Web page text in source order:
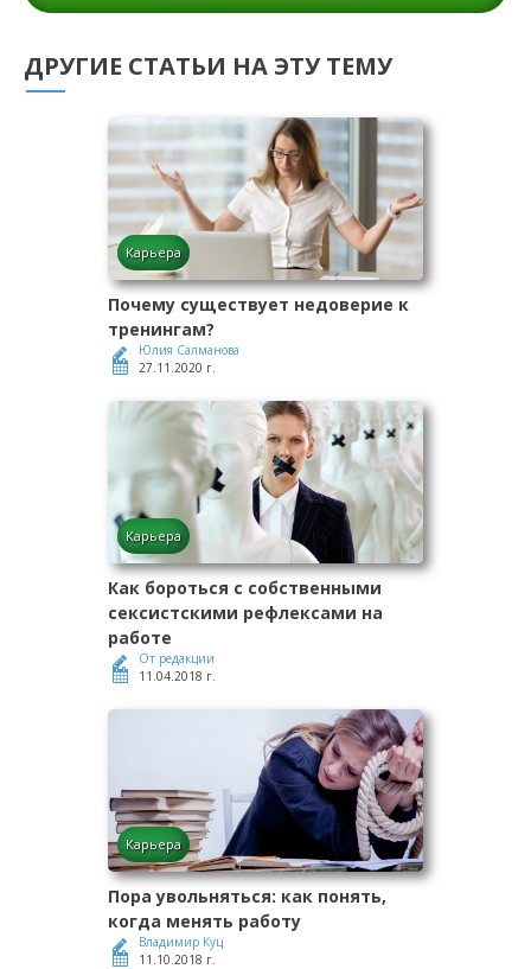
ДРУГИЕ СТАТЬИ НА ЭТУ ТЕМУ
Карьера
Почему существует недоверие к
тренингам?
Юлия Салманова
27.11.2020 г.
Карьера
Как бороться с собственными
сексистскими рефлексами на
работе
От редакции
11.04.2018 г.
Карьера
Пора увольняться: как понять,
когда менять работу
Владимир Куц
11.10.2018 г.